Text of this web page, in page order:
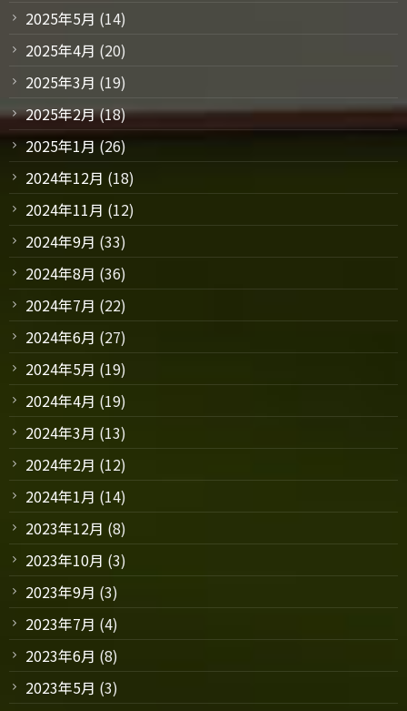
2025年5月 (14)
2025年4月 (20)
2025年3月 (19)
2025年2月(18)
2025年1月 (26)
2024年12月 (18)
2024年11月 (12)
2024年9月 (33)
2024年8月 (36)
2024年7月 (22)
2024年6月 (27)
2024年5月 (19)
2024年4月 (19)
2024年3月 (13)
2024年2月 (12)
2024年1月 (14)
2023年12月 (8)
2023年10月 (3)
2023年9月 (3)
2023年7月 (4)
2023年6月 (8)
2023年5月 (3)